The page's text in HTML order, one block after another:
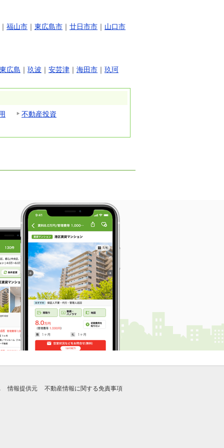
｜ 福山市 ｜ 東広島市 ｜ 廿日市市 ｜ 山口市
東広島 ｜ 玖波 ｜ 安芸津 ｜ 海田市 ｜ 玖珂
不動産投資
情報提供元 不動産情報に関する免責事項